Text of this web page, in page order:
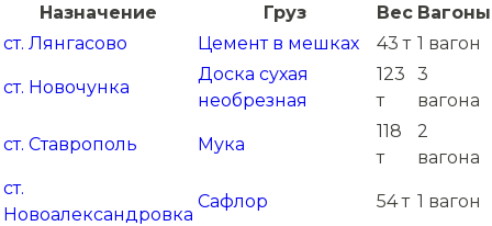
Назначение Груз Вес Вагоны
ст. Лянгасово
Цемент в мешках 43 т 1 вагон
ст. Новочунка
Доска сухая
необрезная
123
т
3
вагона
ст. Ставрополь Мука
118
т
2
вагона
ст.
Новоалександровка
Сафлор 54 т 1 вагон